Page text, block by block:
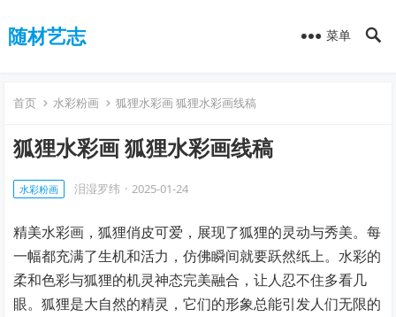
随材艺志 菜单
首页 水彩粉画 狐狸水彩画 狐狸水彩画线稿
狐狸水彩画 狐狸水彩画线稿
水彩粉画 泪湿罗纬 · 2025-01-24
精美水彩画，狐狸俏皮可爱，展现了狐狸的灵动与秀美。每
一幅都充满了生机和活力，仿佛瞬间就要跃然纸上。水彩的
柔和色彩与狐狸的机灵神态完美融合，让人忍不住多看几
眼。狐狸是大自然的精灵，它们的形象总能引发人们无限的